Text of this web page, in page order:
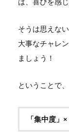
そうは思えな
大事なチャレ
ましょう！
ということで、
「集中度」